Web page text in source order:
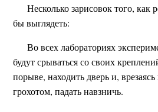
Несколько зарисовок того, как
бы выглядеть:
Во всех лабораториях
будут срываться со своих
порыве, находить дверь и,
грохотом, падать навзничь.